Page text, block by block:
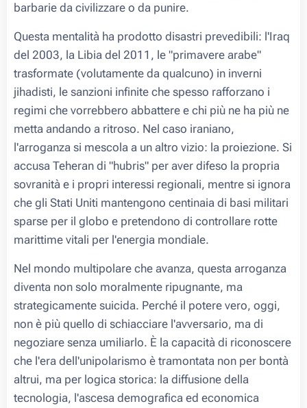
barbarie da civilizzare o da punire.
Questa mentalità ha prodotto disastri prevedibili: l'Iraq
del 2003, la Libia del 2011, le "primavere arabe"
trasformate (volutamente da qualcuno) in inverni
jihadisti, le sanzioni infinite che spesso rafforzano i
regimi che vorrebbero abbattere e chi più ne ha più ne
metta andando a ritroso. Nel caso iraniano,
l'arroganza si mescola a un altro vizio: la proiezione. Si
accusa Teheran di "hubris" per aver difeso la propria
sovranità e i propri interessi regionali, mentre si ignora
che gli Stati Uniti mantengono centinaia di basi militari
sparse per il globo e pretendono di controllare rotte
marittime vitali per l'energia mondiale.
Nel mondo multipolare che avanza, questa arroganza
diventa non solo moralmente ripugnante, ma
strategicamente suicida. Perché il potere vero, oggi,
non è più quello di schiacciare l'avversario, ma di
negoziare senza umiliarlo. È la capacità di riconoscere
che l'era dell'unipolarismo è tramontata non per bontà
altrui, ma per logica storica: la diffusione della
tecnologia, l'ascesa demografica ed economica